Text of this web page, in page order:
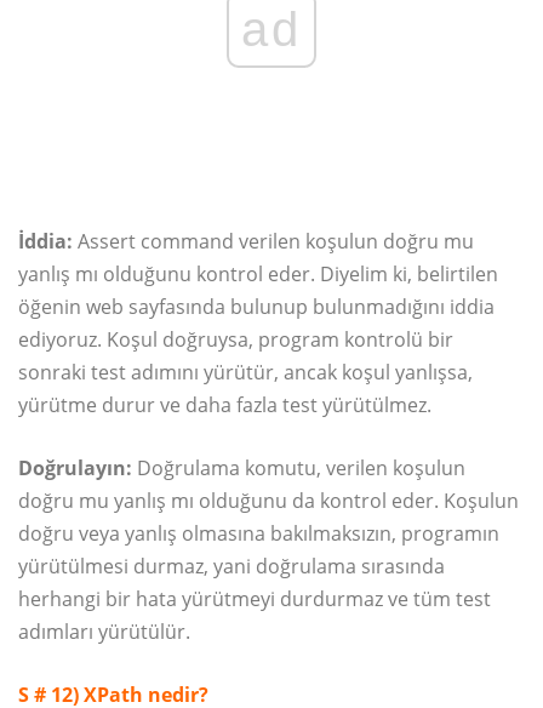
ad
İddia: Assert command verilen koşulun doğru mu
yanlış mı olduğunu kontrol eder. Diyelim ki, belirtilen
öğenin web sayfasında bulunup bulunmadığını iddia
ediyoruz. Koşul doğruysa, program kontrolü bir
sonraki test adımını yürütür, ancak koşul yanlışsa,
yürütme durur ve daha fazla test yürütülmez.
Doğrulayın: Doğrulama komutu, verilen koşulun
doğru mu yanlış mı olduğunu da kontrol eder. Koşulun
doğru veya yanlış olmasına bakılmaksızın, programın
yürütülmesi durmaz, yani doğrulama sırasında
herhangi bir hata yürütmeyi durdurmaz ve tüm test
adımları yürütülür.
S # 12) XPath nedir?